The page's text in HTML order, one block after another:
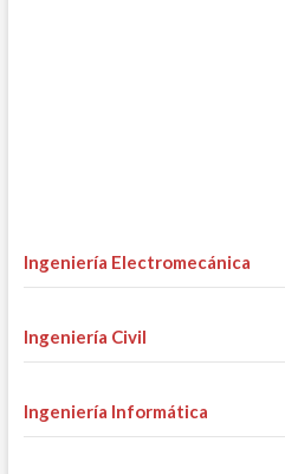
Ingeniería Electromecánica
Ingeniería Civil
Ingeniería Informática